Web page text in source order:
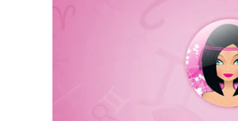
ติดตามสนุกโซเชียลได้ที่